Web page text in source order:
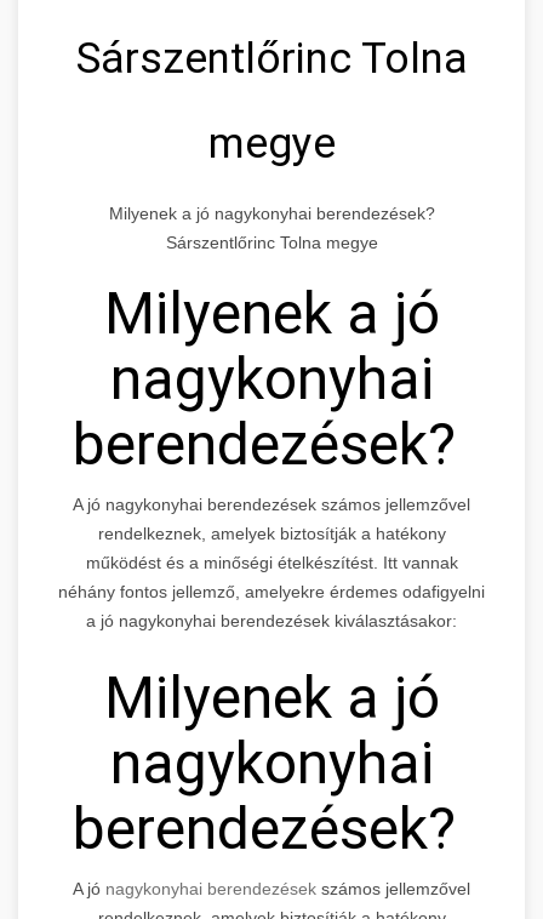
Sárszentlőrinc Tolna
megye
Milyenek a jó nagykonyhai berendezések?
Sárszentlőrinc Tolna megye
Milyenek a jó
nagykonyhai
berendezések?
A jó nagykonyhai berendezések számos jellemzővel
rendelkeznek, amelyek biztosítják a hatékony
működést és a minőségi ételkészítést. Itt vannak
néhány fontos jellemző, amelyekre érdemes odafigyelni
a jó nagykonyhai berendezések kiválasztásakor:
Milyenek a jó
nagykonyhai
berendezések?
A jó nagykonyhai berendezések számos jellemzővel